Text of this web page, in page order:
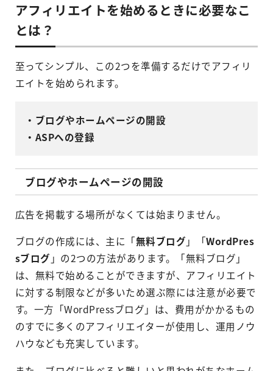
アフィリエイトを始めるときに必要なこ
とは？
至ってシンプル、この2つを準備するだけでアフィリ
エイトを始められます。
・ブログやホームページの開設
・ASPへの登録
ブログやホームページの開設
広告を掲載する場所がなくては始まりません。
ブログの作成には、主に「無料ブログ 」「WordPres
sブログ 」の2つの方法があります。「無料ブログ」
は、無料で始めることができますが、アフィリエイト
に対する制限などが多いため選ぶ際には注意が必要で
す。一方「WordPressブログ」は、費用がかかるもの
のすでに多くのアフィリエイターが使用し、運用ノウ
ハウなども充実しています。